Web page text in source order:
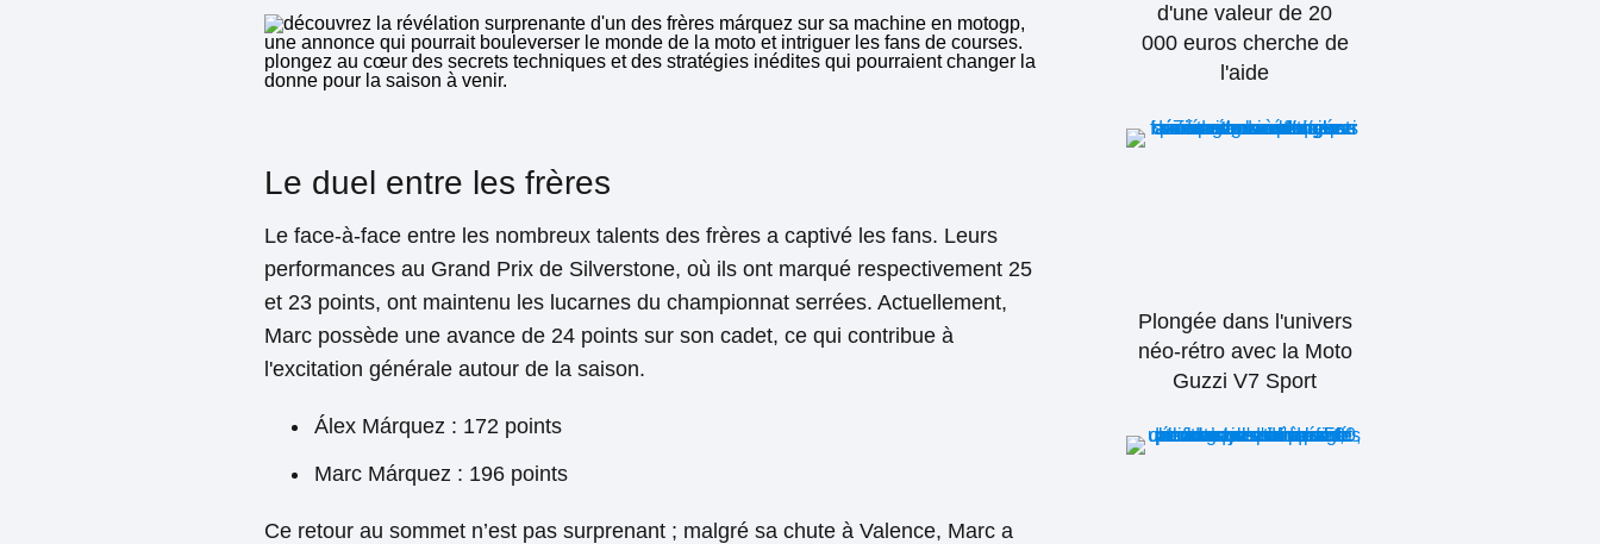
Le duel entre les frères
Le face-à-face entre les nombreux talents des frères a captivé les fans. Leurs
performances au Grand Prix de Silverstone, où ils ont marqué respectivement 25
et 23 points, ont maintenu les lucarnes du championnat serrées. Actuellement,
Marc possède une avance de 24 points sur son cadet, ce qui contribue à
l'excitation générale autour de la saison.
Álex Márquez : 172 points
Marc Márquez : 196 points
Ce retour au sommet n’est pas surprenant ; malgré sa chute à Valence, Marc a
d'une valeur de 20
000 euros cherche de
l'aide
Plongée dans l'univers
néo-rétro avec la Moto
Guzzi V7 Sport